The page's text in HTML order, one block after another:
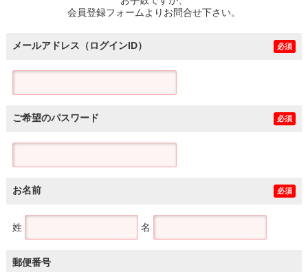
会員登録フォームよりお問合せ下さい。
メールアドレス（ログインID） 必須
ご希望のパスワード 必須
お名前 必須
姓 名
郵便番号